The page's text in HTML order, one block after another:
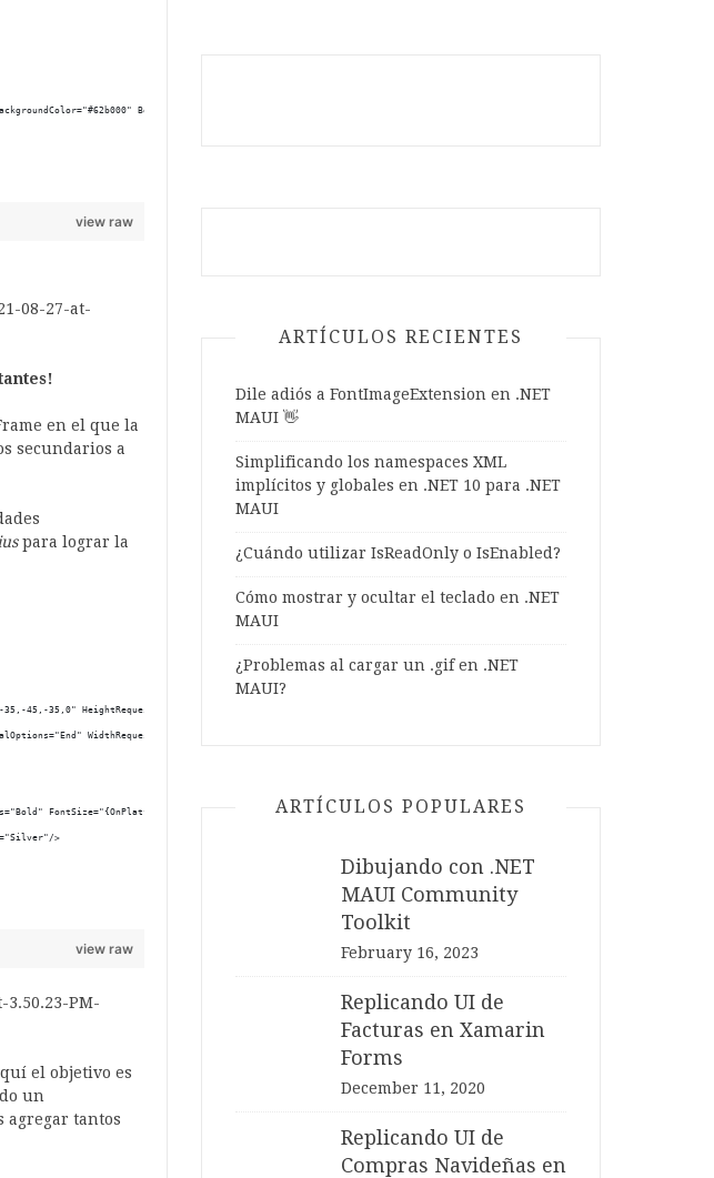
BorderRadius="20" TextColor="White" HeightRequest="{OnPlatform iOS='70', Android='50'}" Margin="20"
view raw
en el que la
secundarios a
para lograr la
35,-45,-35,0" HeightRequest="{OnPlatform iOS='250', Android='200'}" Aspect="AspectFill"/>
WidthRequest="70" HeightRequest="70" HasShadow="False" CornerRadius="35" Padding="0" IsClippedToBounds="True">
FontSize="{OnPlatform iOS='28', Android='23'}"/>
>
view raw
el objetivo es
un
agregar tantos
ARTÍCULOS RECIENTES
Dile adiós a FontImageExtension en .NET
MAUI 👋
Simplificando los namespaces XML
implícitos y globales en .NET 10 para .NET
MAUI
¿Cuándo utilizar IsReadOnly o IsEnabled?
Cómo mostrar y ocultar el teclado en .NET
MAUI
¿Problemas al cargar un .gif en .NET
MAUI?
ARTÍCULOS POPULARES
Dibujando con .NET
MAUI Community
Toolkit
February 16, 2023
Replicando UI de
Facturas en Xamarin
Forms
December 11, 2020
Replicando UI de
Compras Navideñas en